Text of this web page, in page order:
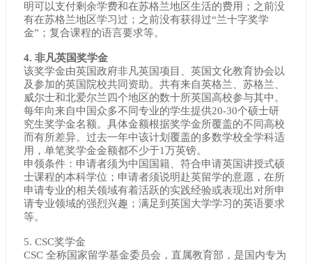
明可以支付剩余学费和在苏格兰地区生活的费用；之前没
有在苏格兰地区学习过；之前没有获得过“兰十字奖学
金”；复合课程的语言要求等。
4. 非凡英国奖学金
该奖学金由英国政府非凡英国项目、英国文化教育协会以
及参加的英国院校共同资助。共有来自英格兰、苏格兰、
威尔士和北爱尔兰四个地区的数十所英国高校参与其中。
每年向来自中国众多不同专业的学生提供20-30个硕士研
究生奖学金名额。具体金额根据奖学金所覆盖的不同高校
而有所差异。过去一年中该计划覆盖的多数学校全学科适
用，单笔奖学金金额都不少于1万英镑。
申领条件：申请者须为中国国籍、符合申请英国讲授式硕
士课程的本科学位；申请者须说明赴英留学的意愿，在所
申请专业的相关领域有着活跃的实践经验或表现出对所申
请专业领域的强烈兴趣；满足到英国大学学习的英语要求
等。
5. CSC奖学金
CSC 全称国家留学基金委员会，直属教育部，是国内专为